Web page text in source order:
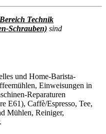
Bereich Technik
Schrauben) sind
und Home-Barista-
Einweisungen in
Reparaturen
E61), Caffè/Espresso, Tee,
Mühlen, Reiniger,